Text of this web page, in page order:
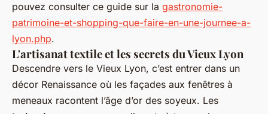
pouvez consulter ce guide sur la gastronomie-
patrimoine-et-shopping-que-faire-en-une-journee-a-
lyon.php.
L'artisanat textile et les secrets du Vieux Lyon
Descendre vers le Vieux Lyon, c’est entrer dans un
décor Renaissance où les façades aux fenêtres à
meneaux racontent l’âge d’or des soyeux. Les